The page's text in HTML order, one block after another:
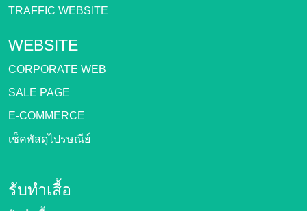
TRAFFIC WEBSITE
WEBSITE
CORPORATE WEB
SALE PAGE
E-COMMERCE
เช็คพัสดุไปรษณีย์
รับทำเสื้อ